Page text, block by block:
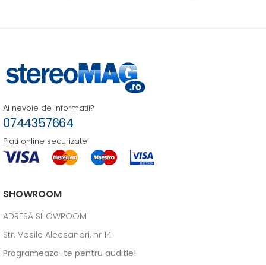
Ai nevoie de informatii?
0744357664
Plati online securizate
SHOWROOM
ADRESĂ SHOWROOM
Str. Vasile Alecsandri, nr 14
Programeaza-te pentru auditie!